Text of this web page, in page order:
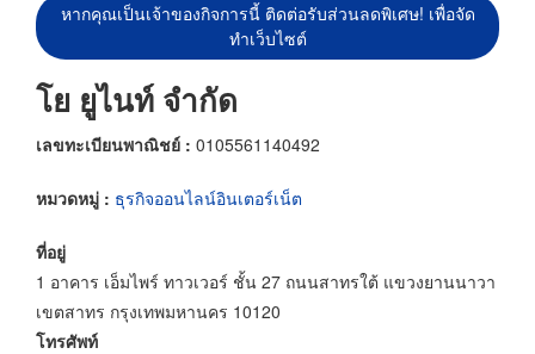
หากคุณเป็นเจ้าของกิจการนี้ ติดต่อรับส่วนลดพิเศษ! เพื่อจัด
ทำเว็บไซต์
โย ยูไนท์ จำกัด
เลขทะเบียนพาณิชย์ : 0105561140492
หมวดหมู่ : ธุรกิจออนไลน์อินเตอร์เน็ต
ที่อยู่
1 อาคาร เอ็มไพร์ ทาวเวอร์ ชั้น 27 ถนนสาทรใต้ แขวงยานนาวา
เขตสาทร กรุงเทพมหานคร 10120
โทรศัพท์